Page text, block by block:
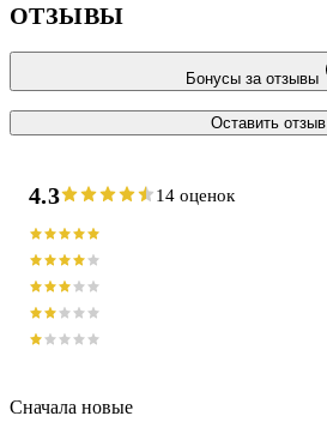
ОТЗЫВЫ
Бонусы за отзывы
Оставить отзыв
4.3 14 оценок
Сначала новые